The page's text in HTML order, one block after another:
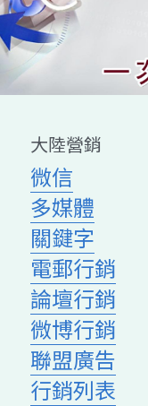
網路開店
電商部落格
跨境電商實績
聯絡我們
搜索
大陸營銷
微信
多媒體
關鍵字
電郵行銷
論壇行銷
微博行銷
聯盟廣告
行銷列表
網路創業